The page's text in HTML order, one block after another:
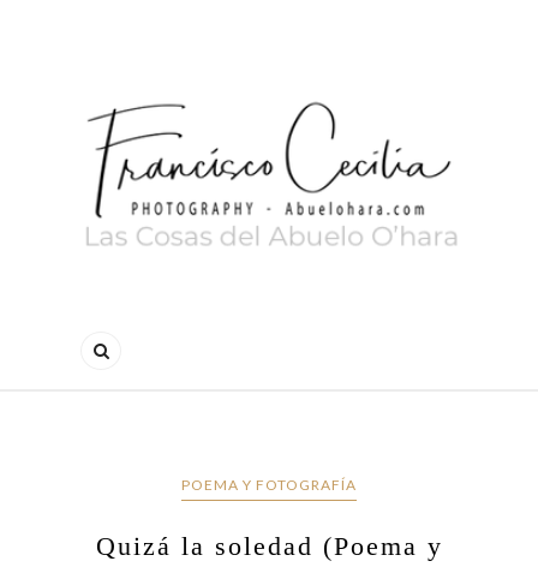
POEMA Y FOTOGRAFÍA
Quizá la soledad (Poema y